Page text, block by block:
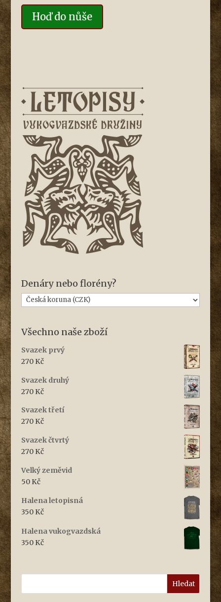
Hoď do nůše
Denáry nebo florény?
Všechno naše zboží
Svazek prvý
270 Kč
Svazek druhý
270 Kč
Svazek třetí
270 Kč
Svazek čtvrtý
270 Kč
Velký zeměvid
50 Kč
Halena letopisná
350 Kč
Halena vukogvazdská
350 Kč